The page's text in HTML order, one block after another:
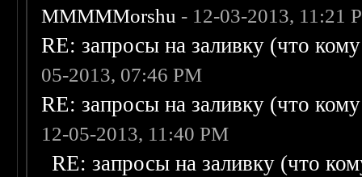
MMMMMorshu - 12-03-2013, 11:21
RE: запросы на заливку (что
05-2013, 07:46 PM
RE: запросы на заливку (что
12-05-2013, 11:40 PM
RE: запросы на заливку (что